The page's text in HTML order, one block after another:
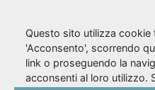
Questo sito utilizza cookie
'Acconsento', scorrendo
link o proseguendo la
acconsenti al loro utilizzo.